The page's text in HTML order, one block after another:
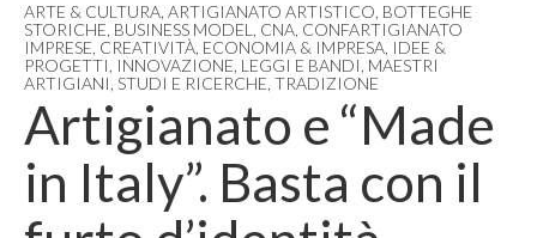
ARTE & CULTURA ARTIGIANATO ARTISTICO BOTTEGHE
STORICHE BUSINESS MODEL CNA CONFARTIGIANATO
IMPRESE CREATIVITÀ ECONOMIA & IMPRESA IDEE &
PROGETTI INNOVAZIONE LEGGI E BANDI MAESTRI
ARTIGIANI STUDI E RICERCHE TRADIZIONE
Artigianato e “Made
in Italy”. Basta con il